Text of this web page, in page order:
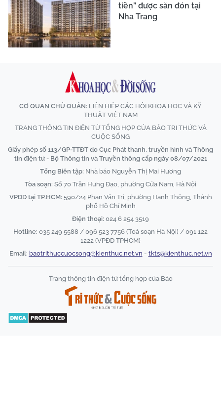
tiền” được săn đón tại
Nha Trang
CƠ QUAN CHỦ QUẢN: LIÊN HIỆP CÁC HỘI KHOA HỌC VÀ KỸ
THUẬT VIỆT NAM
TRANG THÔNG TIN ĐIỆN TỬ TỔNG HỢP CỦA BÁO TRI THỨC VÀ
CUỘC SỐNG
Giấy phép số 113/GP-TTĐT do Cục Phát thanh, truyền hình và Thông
tin điện tử - Bộ Thông tin và Truyền thông cấp ngày 08/07/2021
Tổng Biên tập: Nhà báo Nguyễn Thị Mai Hương
Tòa soạn: Số 70 Trần Hưng Đạo, phường Cửa Nam, Hà Nội
VPĐD tại TP.HCM: 590/24 Phan Văn Trị, phường Hạnh Thông, Thành
phố Hồ Chí Minh
Điện thoại: 024 6 254 3519
Hotline: 035 249 5588 / 096 523 7756 (Toà soạn Hà Nội) / 091 122
1222 (VPĐD TPHCM)
Email: baotrithuccuocsong@kienthuc.net.vn - tkts@kienthuc.net.vn
Trang thông tin điện tử tổng hợp của Báo